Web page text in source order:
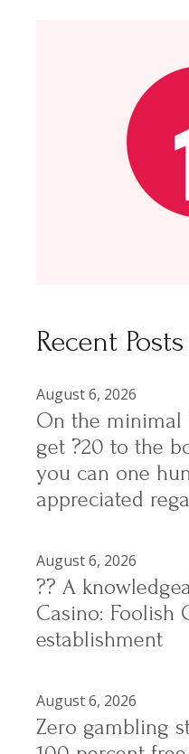
Recent Posts
August 6, 2026
On the minimal
get ?20 to the
you can one
appreciated
August 6, 2026
?? A
Casino: Foolish
establishment
August 6, 2026
Zero gambling